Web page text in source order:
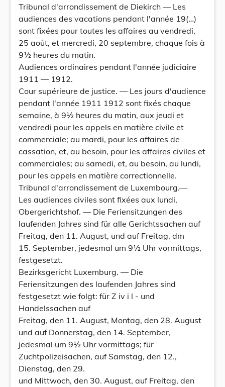
Tribunal d'arrondissement de Diekirch — Les
audiences des vacations pendant l'année 19(…)
sont fixées pour toutes les affaires au vendredi,
25 août, et mercredi, 20 septembre, chaque fois à
9½ heures du matin.
Audiences ordinaires pendant l'année judiciaire
1911 — 1912.
Cour supérieure de justice. — Les jours d'audience
pendant l'année 1911 1912 sont fixés chaque
semaine, à 9½ heures du matin, aux jeudi et
vendredi pour les appels en matière civile et
commerciale; au mardi, pour les affaires de
cassation, et, au besoin, pour les affaires civiles et
commerciales; au samedi, et, au besoin, au lundi,
pour les appels en matière correctionnelle.
Tribunal d'arrondissement de Luxembourg.—
Les audiences civiles sont fixées aux lundi,
Obergerichtshof. — Die Feriensitzungen des
laufenden Jahres sind für alle Gerichtssachen auf
Freitag, den 11. August, und auf Freitag, dm
15. September, jedesmal um 9½ Uhr vormittags,
festgesetzt.
Bezirksgericht Luxemburg. — Die
Feriensitzungen des laufenden Jahres sind
festgesetzt wie folgt: für Z iv i l - und
Handelssachen auf
Freitag, den 11. August, Montag, den 28. August
und auf Donnerstag, den 14. September,
jedesmal um 9½ Uhr vormittags; für
Zuchtpolizeisachen, auf Samstag, den 12.,
Dienstag, den 29.
und Mittwoch, den 30. August, auf Freitag, den